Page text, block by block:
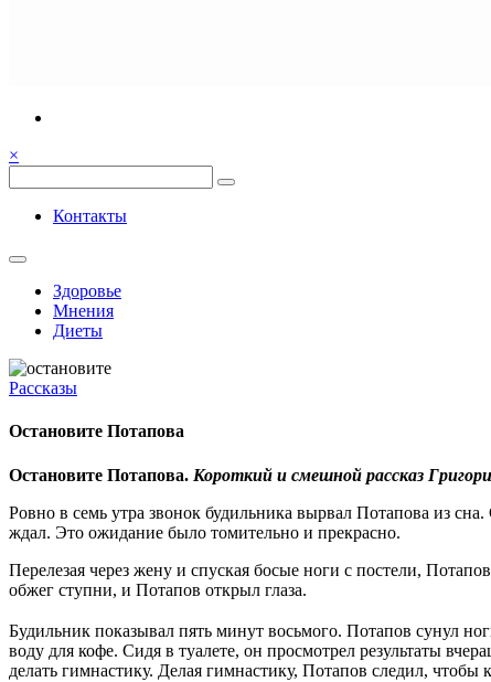
Весёлый и здоровый образ
Семья, общение, здоровье.
×
Весёлый и здоровый образ жизни
Контакты
Здоровье
Мнения
Диеты
Рассказы
Остановите Потапова
Остановите Потапова. Короткий и смешной рассказ
Ровно в семь утра звонок будильника вырвал Потапова из
ждал. Это ожидание было томительно и прекрасно.
Перелезая через жену и спуская босые ноги с постели,
обжег ступни, и Потапов открыл глаза.
Будильник показывал пять минут восьмого. Потапов сунул
воду для кофе. Сидя в туалете, он просмотрел результаты
делать гимнастику. Делая гимнастику, Потапов следил, чтобы